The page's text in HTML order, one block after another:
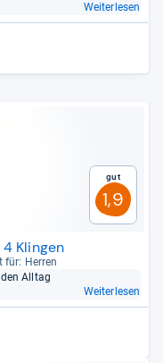
Weiterlesen
Gut
1,9
Klingen
für: Her­ren
All­tag
Weiterlesen